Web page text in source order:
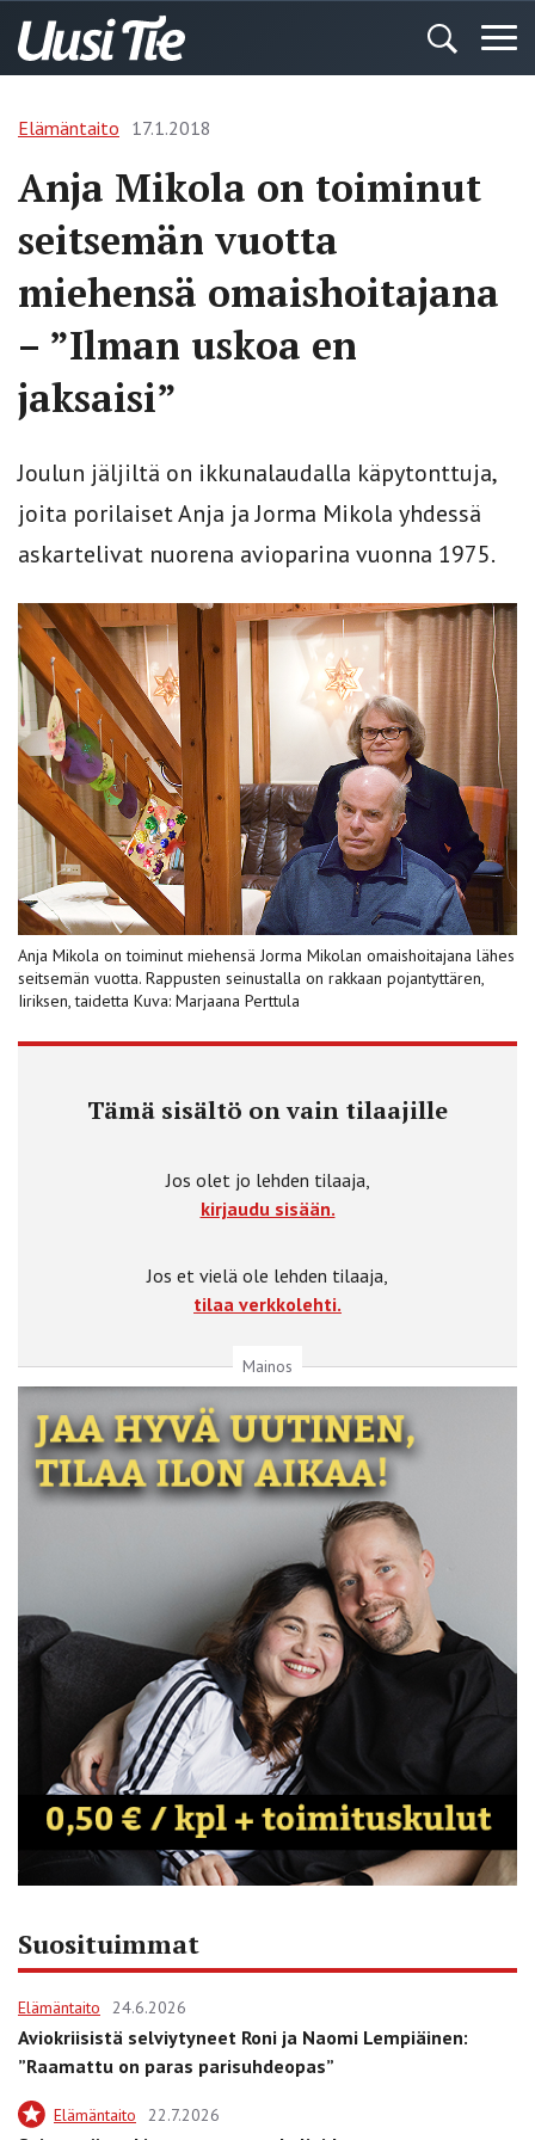
Elämäntaito 17.1.2018
Anja Mikola on toiminut
seitsemän vuotta
miehensä omaishoitajana
– ”Ilman uskoa en
jaksaisi”
Joulun jäljiltä on ikkunalaudalla käpytonttuja,
joita porilaiset Anja ja Jorma Mikola yhdessä
askartelivat nuorena avioparina vuonna 1975.
Anja Mikola on toiminut miehensä Jorma Mikolan omaishoitajana lähes
seitsemän vuotta. Rappusten seinustalla on rakkaan pojantyttären,
Iiriksen, taidetta Kuva: Marjaana Perttula
Tämä sisältö on vain tilaajille
Jos olet jo lehden tilaaja,
kirjaudu sisään.
Jos et vielä ole lehden tilaaja,
tilaa verkkolehti.
Mainos
Suosituimmat
Elämäntaito 24.6.2026
Aviokriisistä selviytyneet Roni ja Naomi Lempiäinen:
”Raamattu on paras parisuhdeopas”
Elämäntaito 22.7.2026